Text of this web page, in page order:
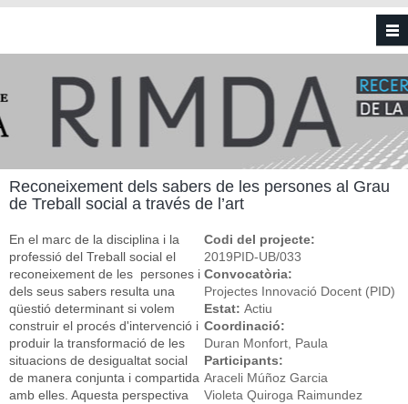
Vés al contingut
Reconeixement dels sabers de les persones al Grau
de Treball social a través de l’art
En el marc de la disciplina i la
professió del Treball social el
reconeixement de les persones i
dels seus sabers resulta una
qüestió determinant si volem
construir el procés d'intervenció i
produir la transformació de les
situacions de desigualtat social
de manera conjunta i compartida
amb elles. Aquesta perspectiva
Codi del projecte:
2019PID-UB/033
Convocatòria:
Projectes Innovació Docent (PID)
Estat: Actiu
Coordinació:
Duran Monfort, Paula
Participants:
Araceli Múñoz Garcia
Violeta Quiroga Raimundez